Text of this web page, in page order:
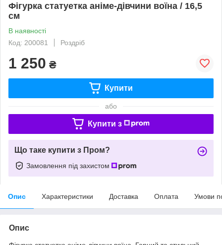
Фігурка статуетка аніме-дівчини воїна / 16,5
см
В наявності
Код: 200081
Роздріб
1 250 ₴
Купити
або
Купити з
Що таке купити з Пром?
Замовлення під захистом
Опис Характеристики Доставка Оплата Умови
Опис